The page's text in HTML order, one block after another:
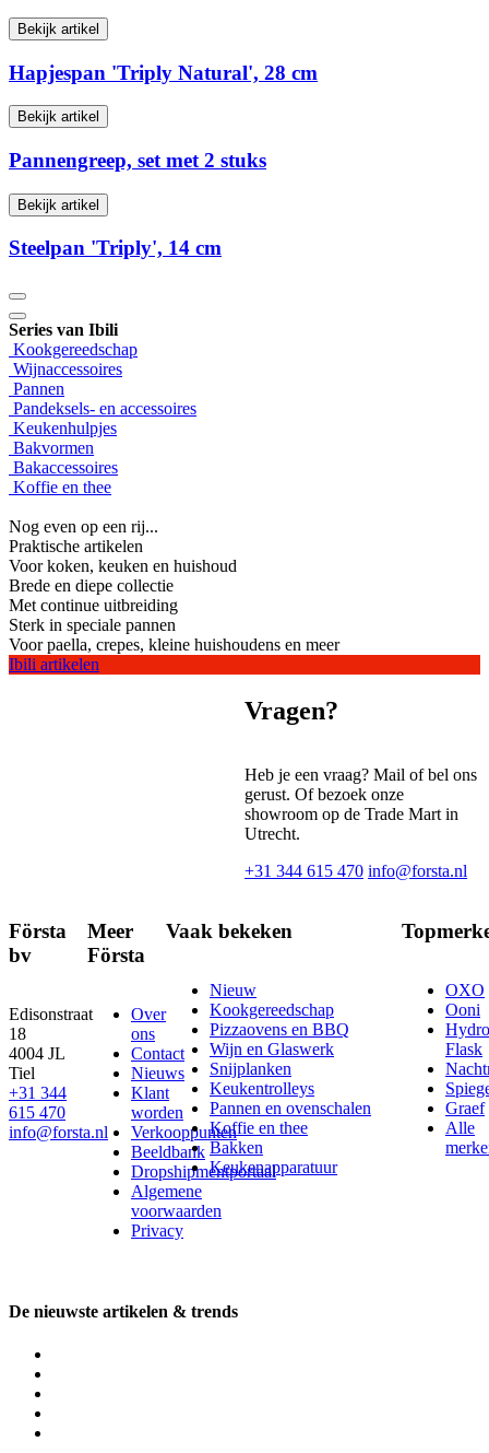
Bekijk artikel
Hapjespan 'Triply Natural', 28 cm
Bekijk artikel
Pannengreep, set met 2 stuks
Bekijk artikel
Steelpan 'Triply', 14 cm
Series van Ibili
Kookgereedschap
Wijnaccessoires
Pannen
Pandeksels- en accessoires
Keukenhulpjes
Bakvormen
Bakaccessoires
Koffie en thee
Nog even op een rij...
Praktische artikelen
Voor koken, keuken en huishoud
Brede en diepe collectie
Met continue uitbreiding
Sterk in speciale pannen
Voor paella, crepes, kleine huishoudens en meer
Ibili artikelen
Vragen?
Heb je een vraag? Mail of bel ons
gerust. Of bezoek onze
showroom op de Trade Mart in
Utrecht.
+31 344 615 470 info@forsta.nl
Första
bv
Edisonstraat
18
4004 JL
Tiel
+31 344
615 470
info@forsta.nl
Meer
Första
Over
ons
Contact
Nieuws
Klant
worden
Verkooppunten
Beeldbank
Dropshipmentportaal
Algemene
voorwaarden
Privacy
Vaak bekeken
Nieuw
Kookgereedschap
Pizzaovens en BBQ
Wijn en Glaswerk
Snijplanken
Keukentrolleys
Pannen en ovenschalen
Koffie en thee
Bakken
Keukenapparatuur
OXO
Ooni
Hydro
Flask
Graef
Alle
De nieuwste artikelen & trends